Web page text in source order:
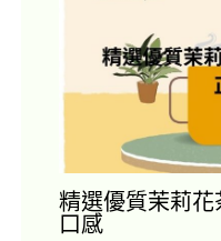
精選優質茉莉
口感